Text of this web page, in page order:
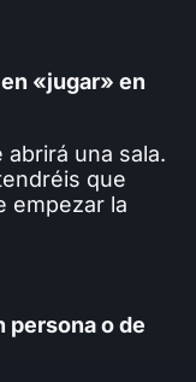
«jugar» en
una sala.
que
empezar la
persona o de